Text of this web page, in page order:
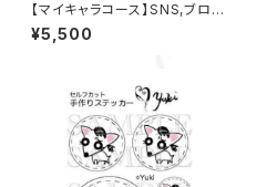
【マイキャラコース】SNS,ブロ
グ,ライブ配信等で使える2-3頭
身のちびキャラデザイン
¥5,500